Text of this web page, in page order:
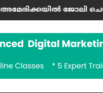
ഗൾഫ് മണ്ണിലും
ഇന്ത്യക്കാർക്ക്